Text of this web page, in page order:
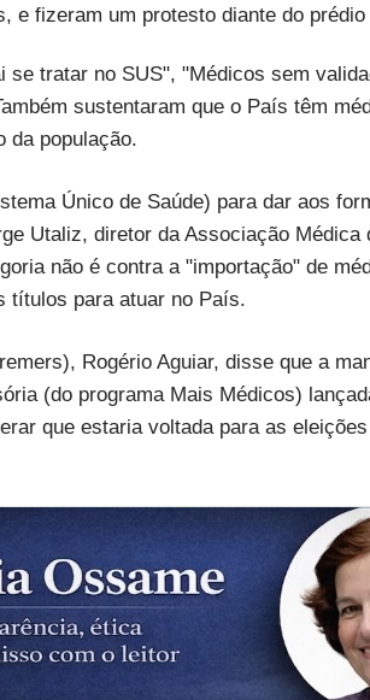
e fizeram um protesto diante do
tratar no SUS", "Médicos sem
sustentaram que o País têm
da população.
Único de Saúde) para dar aos
Utaliz, diretor da Associação Médica
não é contra a "importação" de
títulos para atuar no País.
Rogério Aguiar, disse que a
(do programa Mais Médicos)
que estaria voltada para as